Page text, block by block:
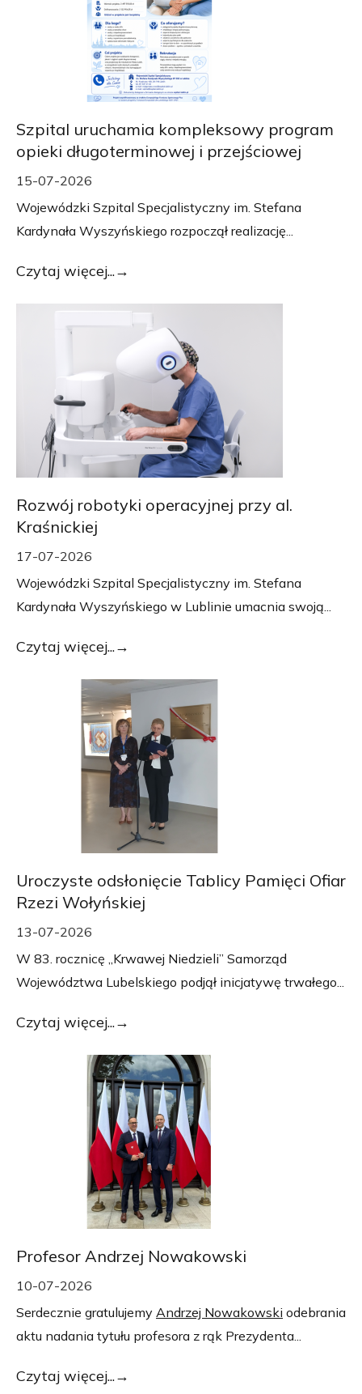
Szpital uruchamia kompleksowy program
opieki długoterminowej i przejściowej
15-07-2026
Wojewódzki Szpital Specjalistyczny im. Stefana
Kardynała Wyszyńskiego rozpoczął realizację...
Czytaj więcej...
Rozwój robotyki operacyjnej przy al.
Kraśnickiej
17-07-2026
Wojewódzki Szpital Specjalistyczny im. Stefana
Kardynała Wyszyńskiego w Lublinie umacnia swoją...
Czytaj więcej...
Uroczyste odsłonięcie Tablicy Pamięci Ofiar
Rzezi Wołyńskiej
13-07-2026
W 83. rocznicę „Krwawej Niedzieli” Samorząd
Województwa Lubelskiego podjął inicjatywę trwałego...
Czytaj więcej...
Profesor Andrzej Nowakowski
10-07-2026
Serdecznie gratulujemy Andrzej Nowakowski odebrania
aktu nadania tytułu profesora z rąk Prezydenta...
Czytaj więcej...